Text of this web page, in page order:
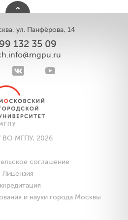
ул. Панфёрова, 14
132 35 09
ВО МГПУ, 2026
соглашение
Лицензия
и науки города Москвы